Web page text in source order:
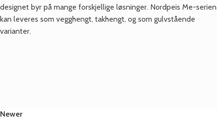
designet byr på mange forskjellige løsninger. Nordpeis Me-serien
kan leveres som vegghengt, takhengt, og som gulvstående
varianter.
Newer